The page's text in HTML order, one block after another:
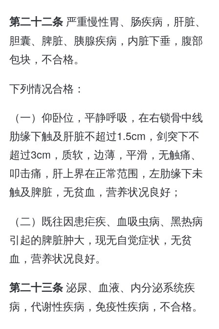
第二十二条 严重慢性胃、肠疾病，肝脏、
胆囊、脾脏、胰腺疾病，内脏下垂，腹部
包块，不合格。
下列情况合格：
（一）仰卧位，平静呼吸，在右锁骨中线
肋缘下触及肝脏不超过1.5cm，剑突下不
超过3cm，质软，边薄，平滑，无触痛、
叩击痛，肝上界在正常范围，左肋缘下未
触及脾脏，无贫血，营养状况良好；
（二）既往因患疟疾、血吸虫病、黑热病
引起的脾脏肿大，现无自觉症状，无贫
血，营养状况良好。
第二十三条泌尿、血液、内分泌系统疾
病，代谢性疾病，免疫性疾病，不合格。